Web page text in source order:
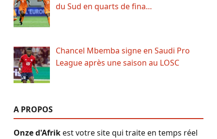
du Sud en quarts de fina…
Chancel Mbemba signe en Saudi Pro
League après une saison au LOSC
A PROPOS
Onze d'Afrikest votre site qui traite en temps réel